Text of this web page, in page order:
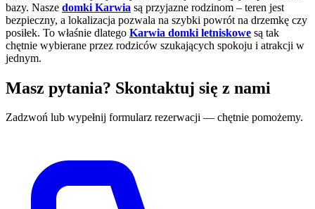
bazy. Nasze domki Karwia są przyjazne rodzinom – teren jest
bezpieczny, a lokalizacja pozwala na szybki powrót na drzemkę czy
posiłek. To właśnie dlatego Karwia domki letniskowe są tak
chętnie wybierane przez rodziców szukających spokoju i atrakcji w
jednym.
Masz pytania? Skontaktuj się z nami
Zadzwoń lub wypełnij formularz rezerwacji — chętnie pomożemy.